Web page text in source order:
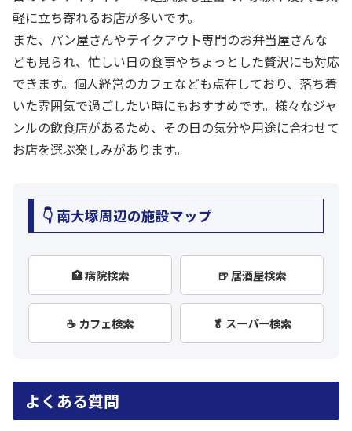
軽に立ち寄れるお店が多いです。
また、パン屋さんやテイクアウト専門のお弁当屋さんな
ども見られ、忙しい日の食事やちょっとした贅沢にも対応
できます。個人経営のカフェなども点在しており、落ち着
いた雰囲気で過ごしたい時にもおすすめです。様々なジャ
ンルの飲食店があるため、その日の気分や用途に合わせて
お店を選ぶ楽しみがあります。
👇 南大塚周辺の施設マップ
🏥 病院検索 🍺 居酒屋検索
☕ カフェ検索 🥬 スーパー検索
よくある質問